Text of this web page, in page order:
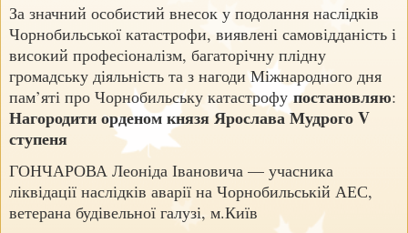
За значний особистий внесок у подолання наслідків
Чорнобильської катастрофи, виявлені самовідданість і
високий професіоналізм, багаторічну плідну
громадську діяльність та з нагоди Міжнародного дня
пам’яті про Чорнобильську катастрофу постановляю:
Нагородити орденом князя Ярослава Мудрого V
ступеня
ГОНЧАРОВА Леоніда Івановича — учасника
ліквідації наслідків аварії на Чорнобильській АЕС,
ветерана будівельної галузі, м.Київ